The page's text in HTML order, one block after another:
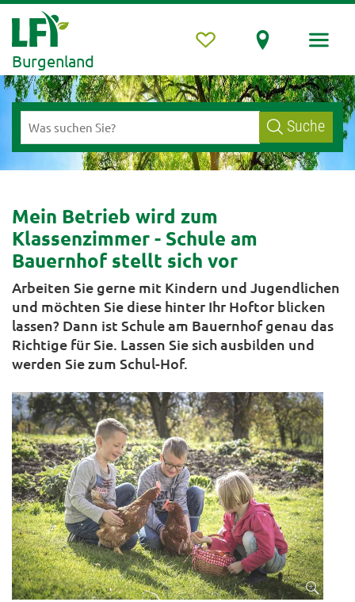
Burgenland
Suche
Mein Betrieb wird zum
Klassenzimmer - Schule am
Bauernhof stellt sich vor
Arbeiten Sie gerne mit Kindern und Jugendlichen
und möchten Sie diese hinter Ihr Hoftor blicken
lassen? Dann ist Schule am Bauernhof genau das
Richtige für Sie. Lassen Sie sich ausbilden und
werden Sie zum Schul-Hof.